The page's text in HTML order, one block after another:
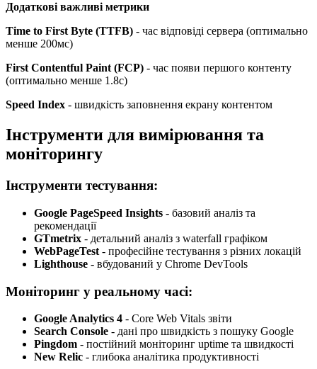
Додаткові важливі метрики
Time to First Byte (TTFB) - час відповіді сервера (оптимально
менше 200мс)
First Contentful Paint (FCP) - час появи першого контенту
(оптимально менше 1.8с)
Speed Index - швидкість заповнення екрану контентом
Інструменти для вимірювання та
моніторингу
Інструменти тестування:
Google PageSpeed Insights - базовий аналіз та
рекомендації
GTmetrix - детальний аналіз з waterfall графіком
WebPageTest - професійне тестування з різних локацій
Lighthouse - вбудований у Chrome DevTools
Моніторинг у реальному часі:
Google Analytics 4 - Core Web Vitals звіти
Search Console - дані про швидкість з пошуку Google
Pingdom - постійний моніторинг uptime та швидкості
New Relic - глибока аналітика продуктивності